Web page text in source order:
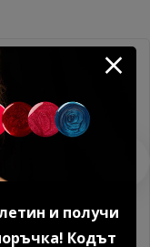
и получи
Кодът